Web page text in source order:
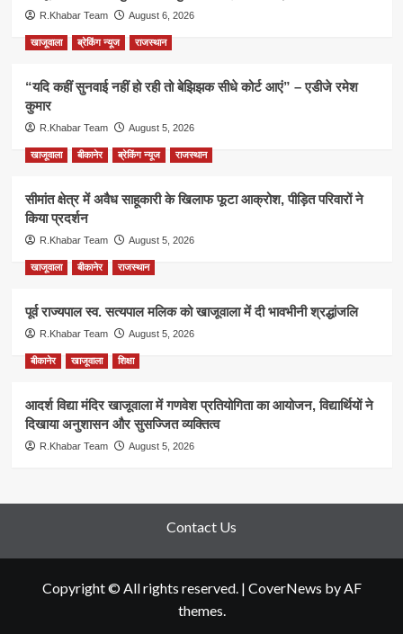
R.Khabar Team August 6, 2026
खाजूवाला ब्रेकिंग न्यूज राजस्थान
“यदि कहीं सुनवाई नहीं हो रही तो बेझिझक सीधे कोर्ट आएं” – एडीजे रमेश
कुमार
R.Khabar Team August 5, 2026
खाजूवाला बीकानेर ब्रेकिंग न्यूज राजस्थान
सीमांत क्षेत्र में अवैध साहूकारी के खिलाफ फूटा आक्रोश, पीड़ित परिवारों ने
किया प्रदर्शन
R.Khabar Team August 5, 2026
खाजूवाला बीकानेर राजस्थान
पूर्व राज्यपाल स्व. सत्यपाल मलिक को खाजूवाला में दी भावभीनी श्रद्धांजलि
R.Khabar Team August 5, 2026
बीकानेर खाजूवाला शिक्षा
आदर्श विद्या मंदिर खाजूवाला में गणवेश प्रतियोगिता का आयोजन, विद्यार्थियों ने
दिखाया अनुशासन और सुसज्जित व्यक्तित्व
R.Khabar Team August 5, 2026
Contact Us
Copyright © All rights reserved. | CoverNews by AF
themes.